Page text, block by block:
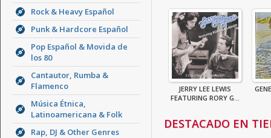
Rock & Heavy Español
Punk & Hardcore Español
Pop Español & Movida de
los 80
Cantautor, Rumba &
Flamenco
Música Étnica,
Latinoamericana & Folk
Rap, DJ & Other Genres
JERRY LEE LEWIS
FEATURING RORY G...
DESTACADO EN